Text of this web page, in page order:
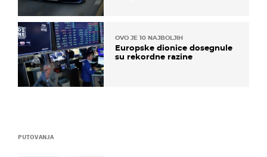
PUTOVANJA
OVO JE 10 NAJBOLJIH
Europske dionice dosegnule
su rekordne razine